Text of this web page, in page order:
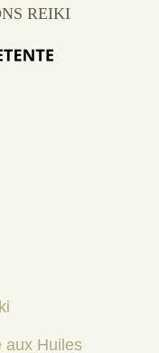
REIKI
aux Huiles